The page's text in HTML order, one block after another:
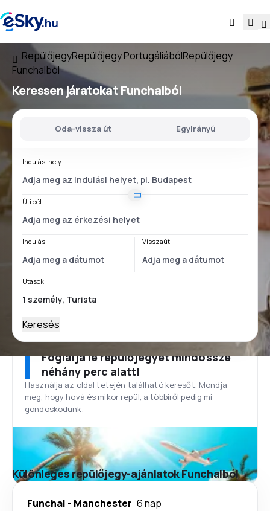
RepülőjegyRepülőjegy PortugáliábólRepülőjegy
Funchalból
Keressen járatokatFunchalból
Oda-vissza út Egyirányú
Indulási hely
Úti cél
Indulás Visszaút
Utasok
Keresés
Foglalja le repülőjegyét mindössze
néhány perc alatt!
Használja az oldal tetején található keresőt. Mondja
meg, hogy hová és mikor repül, a többiről pedig mi
gondoskodunk.
Különleges repülőjegy-ajánlatok Funchalból
Funchal - Manchester 6 nap